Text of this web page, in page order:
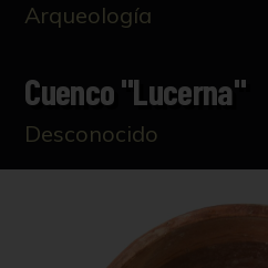
Arqueología
Cuenco "lucerna"
Desconocido